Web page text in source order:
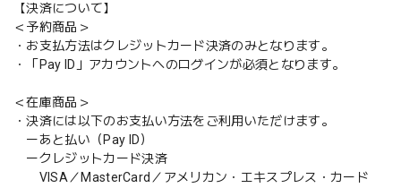
【決済について】
＜予約商品＞
・お支払方法はクレジットカード決済のみとなります。
・「Pay ID」アカウントへのログインが必須となります。
＜在庫商品＞
・決済には以下のお支払い方法をご利用いただけます。
ーあと払い（Pay ID）
ークレジットカード決済
VISA／MasterCard／アメリカン・エキスプレス・カード